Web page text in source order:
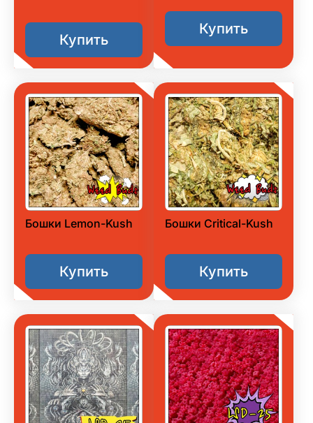
Купить
Купить
Бошки Lemon-Kush
Купить
Бошки Critical-Kush
Купить